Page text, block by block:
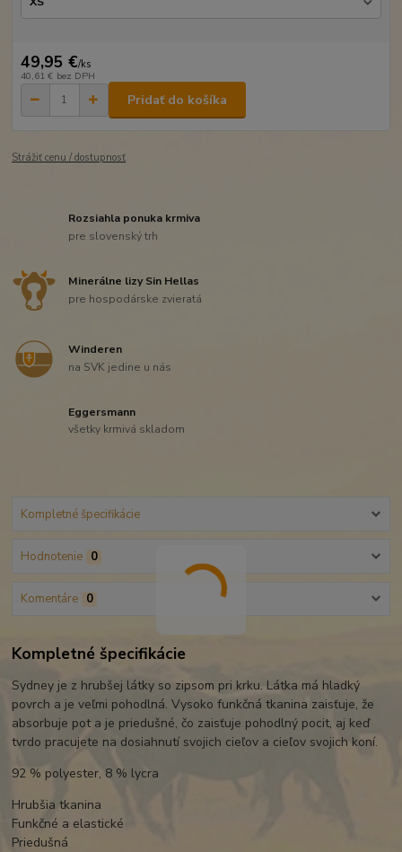
49,95 €/ks
40,61 € bez DPH
Pridať do košíka
Strážiť cenu / dostupnosť
Rozsiahla ponuka krmiva
pre slovenský trh
Minerálne lizy Sin Hellas
pre hospodárske zvieratá
Winderen
na SVK jedine u nás
Eggersmann
všetky krmivá skladom
Kompletné špecifikácie
Hodnotenie 0
Komentáre 0
Kompletné špecifikácie
Sydney je z hrubšej látky so zipsom pri krku. Látka má hladký
povrch a je veľmi pohodlná. Vysoko funkčná tkanina zaisťuje, že
absorbuje pot a je priedušné, čo zaisťuje pohodlný pocit, aj keď
tvrdo pracujete na dosiahnutí svojich cieľov a cieľov svojich koní.
92 % polyester, 8 % lycra
Hrubšia tkanina
Funkčné a elastické
Priedušná